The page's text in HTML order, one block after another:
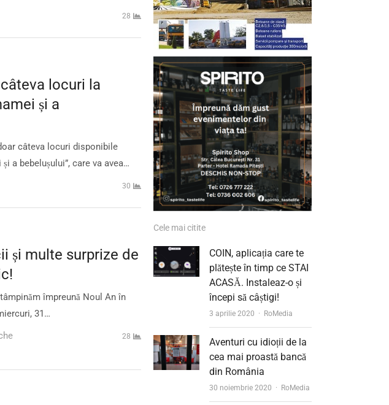
28
locuri la
și a
câteva locuri disponibile
a bebelușului”, care va avea…
30
și multe surprize de
împreună Noul An în
31…
28
Cele mai citite
COIN, aplicația care te
plătește în timp ce STAI
ACASĂ. Instaleaz-o și
începi să câștigi!
3 aprilie 2020 Author
RoMedia
Aventuri cu idioții de la
cea mai proastă bancă
din România
30 noiembrie 2020 Author
RoMedia